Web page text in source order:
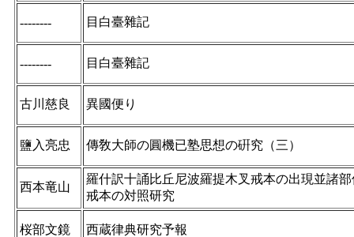
-------- 目白臺雜記
-------- 目白臺雜記
古川慈良 異國便り
鹽入亮忠 傳敎大師の圓機已塾思想の硏究（三）
西本竜山
羅什訳十誦比丘尼波羅提木叉戒本の出現並諸
戒本の対照研究
桜部文鏡 西蔵律典研究予報